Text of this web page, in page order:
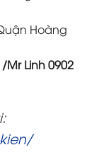
Hoàng
Mr Linh 0902